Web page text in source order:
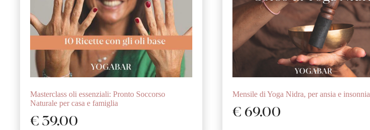
Masterclass oli essenziali: Pronto Soccorso
Naturale per casa e famiglia
€ 39.00
Mensile di Yoga Nidra, per ansia e insonnia
€ 69.00